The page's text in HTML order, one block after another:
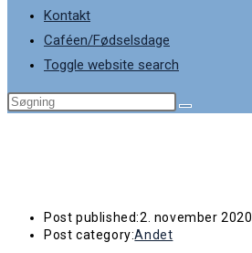
Kontakt
Caféen/Fødselsdage
Toggle website search
Post published:2. november 2020
Post category:Andet